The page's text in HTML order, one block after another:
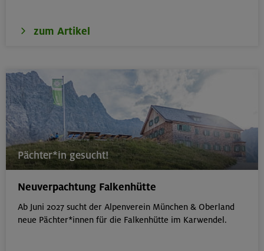
17./18./19.08.26
München
16.08.26
Schnupperkletterkurs indoor
18.08.26
zum Artikel
Pächter*in gesucht!
Neuverpachtung Falkenhütte
Ab Juni 2027 sucht der Alpenverein München & Oberland
neue Pächter*innen für die Falkenhütte im Karwendel.